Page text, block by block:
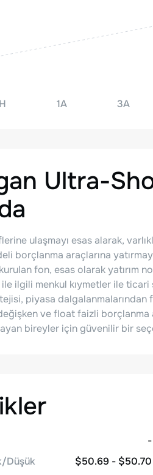
1A 3A
Ultra-
ulaşmayı esas alarak,
borçlanma araçlarına
fon, esas olarak yatırım
ilgili menkul kıymetler ile ticari
piyasa dalgalanmalarından
ve float faizli borçlanma
bireyler için güvenilir bir
-
Düşük
$50.69 - $50.70